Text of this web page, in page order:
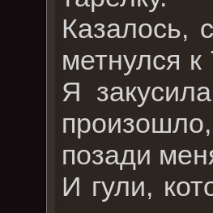
Казалось,
метнулся
Я
позади
И гули,